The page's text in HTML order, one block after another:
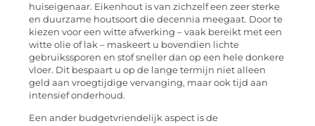
huiseigenaar. Eikenhout is van zichzelf een zeer sterke
en duurzame houtsoort die decennia meegaat. Door te
kiezen voor een witte afwerking – vaak bereikt met een
witte olie of lak – maskeert u bovendien lichte
gebruikssporen en stof sneller dan op een hele donkere
vloer. Dit bespaart u op de lange termijn niet alleen
geld aan vroegtijdige vervanging, maar ook tijd aan
intensief onderhoud.
Een ander budgetvriendelijk aspect is de